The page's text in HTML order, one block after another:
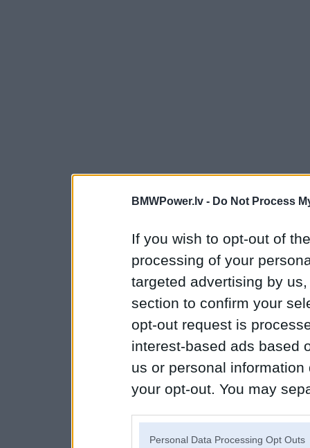
BMWPower.lv - Do Not Process
If you wish to opt-out of
processing of your
targeted advertising by
section to confirm your
opt-out request is
interest-based ads based
us or personal
your opt-out. You may
Personal Data Processing Opt Outs